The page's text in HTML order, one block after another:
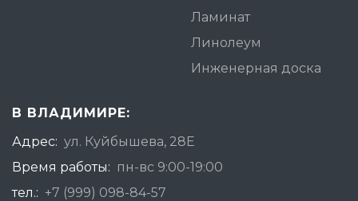
Ламинат
Линолеум
Инженерная доска
В ВЛАДИМИРЕ:
Адрес: ул. Куйбышева, 28Е
Время работы: пн-вс 9:00-19:00
тел.: +7 (999) 098-84-57